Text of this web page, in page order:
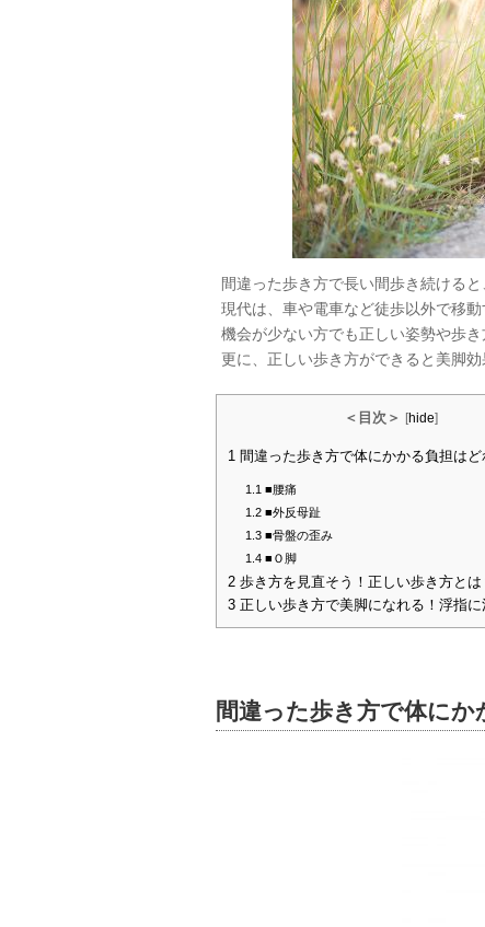
間違った歩き方で長い間歩き続ける
現代は、車や電車など徒歩以外で移
機会が少ない方でも正しい姿勢や歩
更に、正しい歩き方ができると美脚
＜目次＞ [hide]
1 間違った歩き方で体にかかる負担はど
1.1 ■腰痛
1.2■外反母趾
1.3■骨盤の歪み
1.4■Ｏ脚
2 歩き方を見直そう！正しい歩き方とは
3 正しい歩き方で美脚になれる！浮指に
間違った歩き方で体に